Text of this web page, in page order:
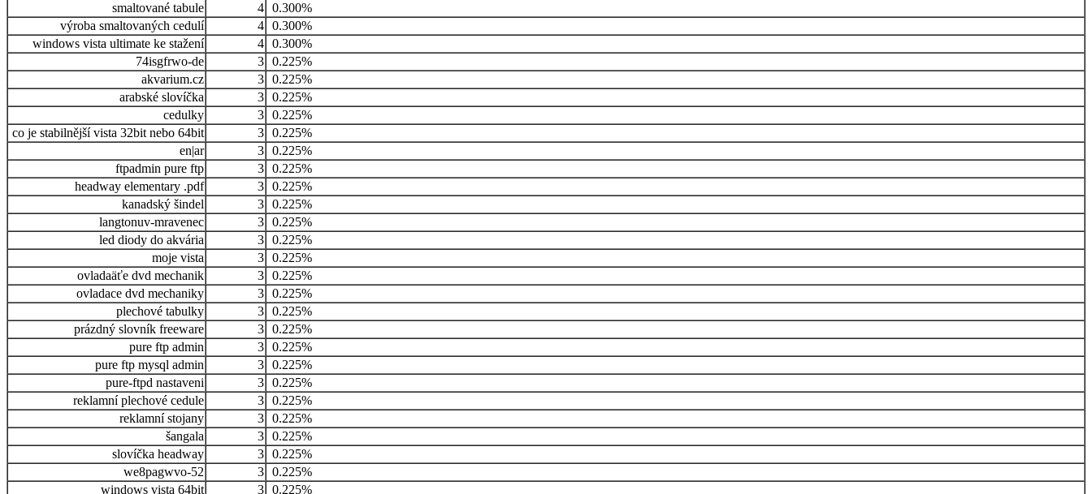
smaltované tabule
4 0.300%
výroba smaltovaných cedulí
4 0.300%
windows vista ultimate ke stažení
4 0.300%
74isgfrwo-de
3 0.225%
akvarium.cz
3 0.225%
arabské slovíčka
3 0.225%
cedulky
3 0.225%
co je stabilnější vista 32bit nebo 64bit
3 0.225%
en|ar
3 0.225%
ftpadmin pure ftp
3 0.225%
headway elementary .pdf
3 0.225%
kanadský šindel
3 0.225%
langtonuv-mravenec
3 0.225%
led diody do akvária
3 0.225%
moje vista
3 0.225%
ovladaäťe dvd mechanik
3 0.225%
ovladace dvd mechaniky
3 0.225%
plechové tabulky
3 0.225%
prázdný slovník freeware
3 0.225%
pure ftp admin
3 0.225%
pure ftp mysql admin
3 0.225%
pure-ftpd nastaveni
3 0.225%
reklamní plechové cedule
3 0.225%
reklamní stojany
3 0.225%
šangala
3 0.225%
slovíčka headway
3 0.225%
we8pagwvo-52
3 0.225%
windows vista 64bit
3 0.225%